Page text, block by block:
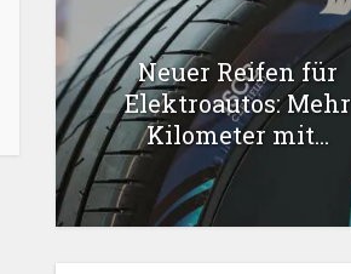
Neuer Reifen für
Elektroautos: Mehr
Kilometer mit...